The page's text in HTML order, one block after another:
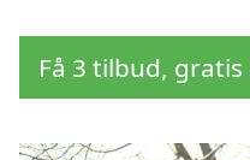
Få 3 tilbud,